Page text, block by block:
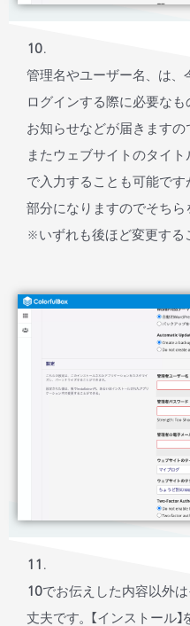
10.
管理名やユーザー名、は、
ログインする際に必要な
お知らせなどが届きますの
またウェブサイトのタイ
で入力することも可能です
部分になりますのでそちら
※いずれも後ほど変更する
11.
10でお伝えした内容以外
丈夫です。【インストール